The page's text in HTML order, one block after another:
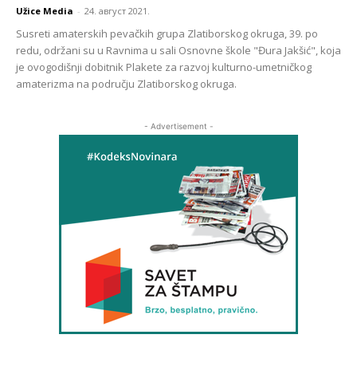
Užice Media - 24. август 2021.
Susreti amaterskih pevačkih grupa Zlatiborskog okruga, 39. po
redu, održani su u Ravnima u sali Osnovne škole "Đura Jakšić", koja
je ovogodišnji dobitnik Plakete za razvoj kulturno-umetničkog
amaterizma na području Zlatiborskog okruga.
- Advertisement -